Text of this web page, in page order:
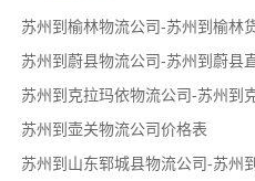
苏州到榆林物流公司-苏州到榆林
苏州到蔚县物流公司-苏州到蔚县
苏州到壶关物流公司价格表